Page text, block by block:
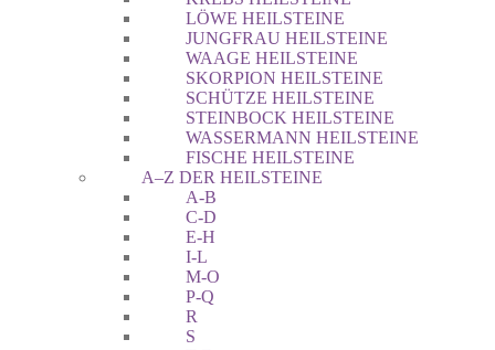
LÖWE HEILSTEINE
JUNGFRAU HEILSTEINE
WAAGE HEILSTEINE
SKORPION HEILSTEINE
SCHÜTZE HEILSTEINE
STEINBOCK HEILSTEINE
WASSERMANN HEILSTEINE
FISCHE HEILSTEINE
A–Z DER HEILSTEINE
A-B
C-D
E-H
I-L
M-O
P-Q
R
S